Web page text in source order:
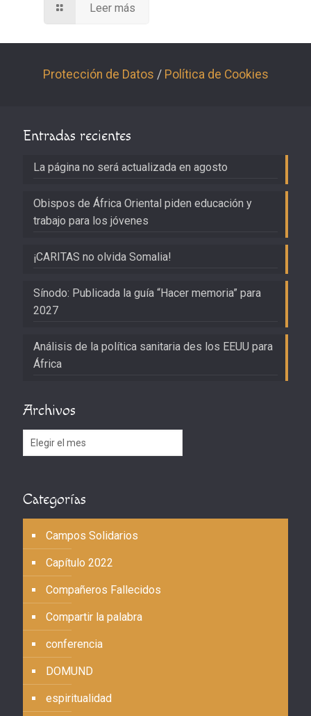
Leer más
Protección de Datos / Política de Cookies
Entradas recientes
La página no será actualizada en agosto
Obispos de África Oriental piden educación y
trabajo para los jóvenes
¡CARITAS no olvida Somalia!
Sínodo: Publicada la guía “Hacer memoria” para
2027
Análisis de la política sanitaria des los EEUU para
África
Archivos
Archivos
Categorías
Campos Solidarios
Capítulo 2022
Compañeros Fallecidos
Compartir la palabra
conferencia
DOMUND
espiritualidad